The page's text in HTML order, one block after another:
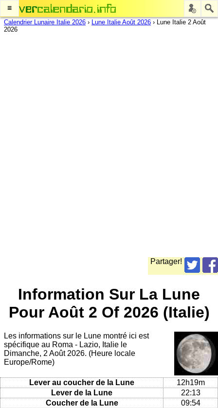
≡
Calendrier Lunaire Italie 2026 › Lune Italie Août 2026 › Lune Italie 2 Août
2026
Partager!
Information Sur La Lune
Pour Août 2 Of 2026 (Italie)
Les informations sur le Lune montré ici est
spécifique au Roma - Lazio, Italie le
Dimanche, 2 Août 2026. (Heure locale
Europe/Rome)
Lever au coucher de la Lune
12h19m
Lever de la Lune
22:13
Coucher de la Lune
09:54